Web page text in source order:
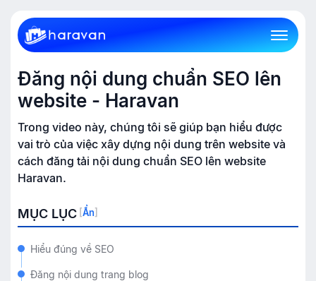
Đăng nội dung chuẩn SEO lên
website - Haravan
Trong video này, chúng tôi sẽ giúp bạn hiểu được
vai trò của việc xây dựng nội dung trên website và
cách đăng tải nội dung chuẩn SEO lên website
Haravan.
MỤC LỤC Ẩn
Hiểu đúng về SEO
Đăng nội dung trang blog